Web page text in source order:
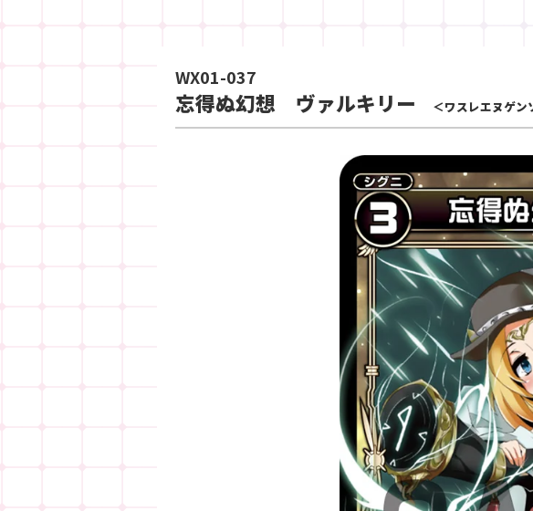
WX01-037
忘得ぬ幻想 ヴァルキリー ＜ワスレエヌゲン